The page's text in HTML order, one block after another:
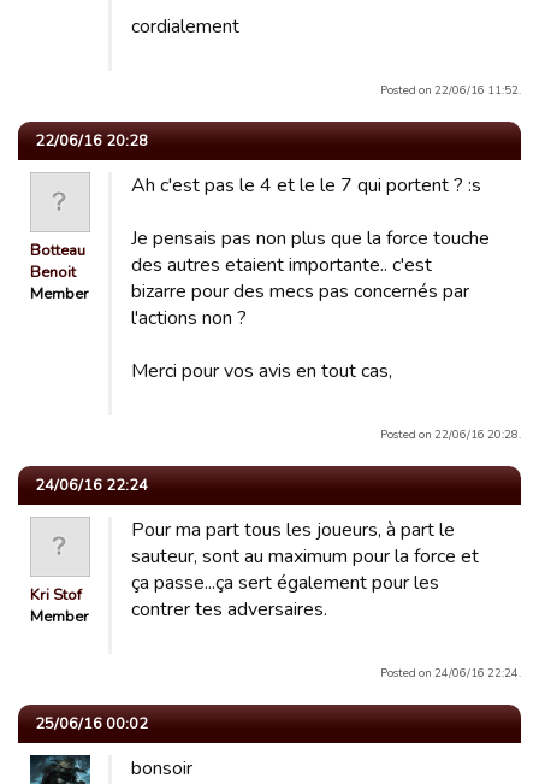
cordialement
Posted on 22/06/16 11:52.
22/06/16 20:28
Botteau
Benoit
Member
Ah c'est pas le 4 et le le 7 qui portent ? :s
Je pensais pas non plus que la force touche
des autres etaient importante.. c'est
bizarre pour des mecs pas concernés par
l'actions non ?
Merci pour vos avis en tout cas,
Posted on 22/06/16 20:28.
24/06/16 22:24
Kri Stof
Member
Pour ma part tous les joueurs, à part le
sauteur, sont au maximum pour la force et
ça passe...ça sert également pour les
contrer tes adversaires.
Posted on 24/06/16 22:24.
25/06/16 00:02
bonsoir